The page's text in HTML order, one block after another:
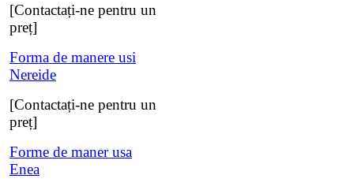
[Contactați-ne pentru un
preț]
Forma de manere usi
Nereide
[Contactați-ne pentru un
preț]
Forme de maner usa
Enea